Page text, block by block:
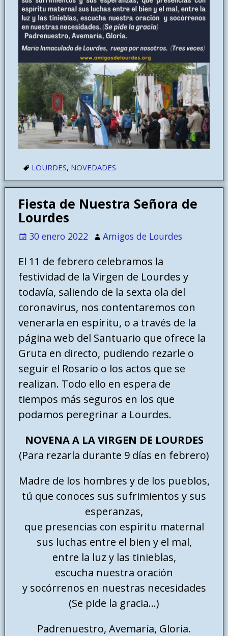
LOURDES, NOVEDADES
Fiesta de Nuestra Señora de
Lourdes
30 enero 2022 Amigos de Lourdes
El 11 de febrero celebramos la
festividad de la Virgen de Lourdes y
todavía, saliendo de la sexta ola del
coronavirus, nos contentaremos con
venerarla en espíritu, o a través de la
página web del Santuario que ofrece la
Gruta en directo, pudiendo rezarle o
seguir el Rosario o los actos que se
realizan. Todo ello en espera de
tiempos más seguros en los que
podamos peregrinar a Lourdes.
NOVENA A LA VIRGEN DE LOURDES
(Para rezarla durante 9 días en febrero)
Madre de los hombres y de los pueblos,
tú que conoces sus sufrimientos y sus
esperanzas,
que presencias con espíritu maternal
sus luchas entre el bien y el mal,
entre la luz y las tinieblas,
escucha nuestra oración
y socórrenos en nuestras necesidades
(Se pide la gracia…)
Padrenuestro, Avemaría, Gloria.